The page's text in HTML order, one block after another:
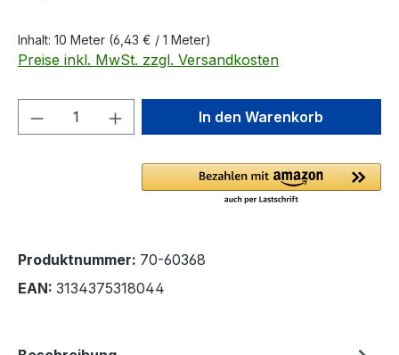
Inhalt: 10 Meter (6,43 € / 1 Meter)
Preise inkl. MwSt. zzgl. Versandkosten
Produkt Anzahl: Gib denIn den Warenkorb
Produktnummer: 70-60368
EAN: 3134375318044